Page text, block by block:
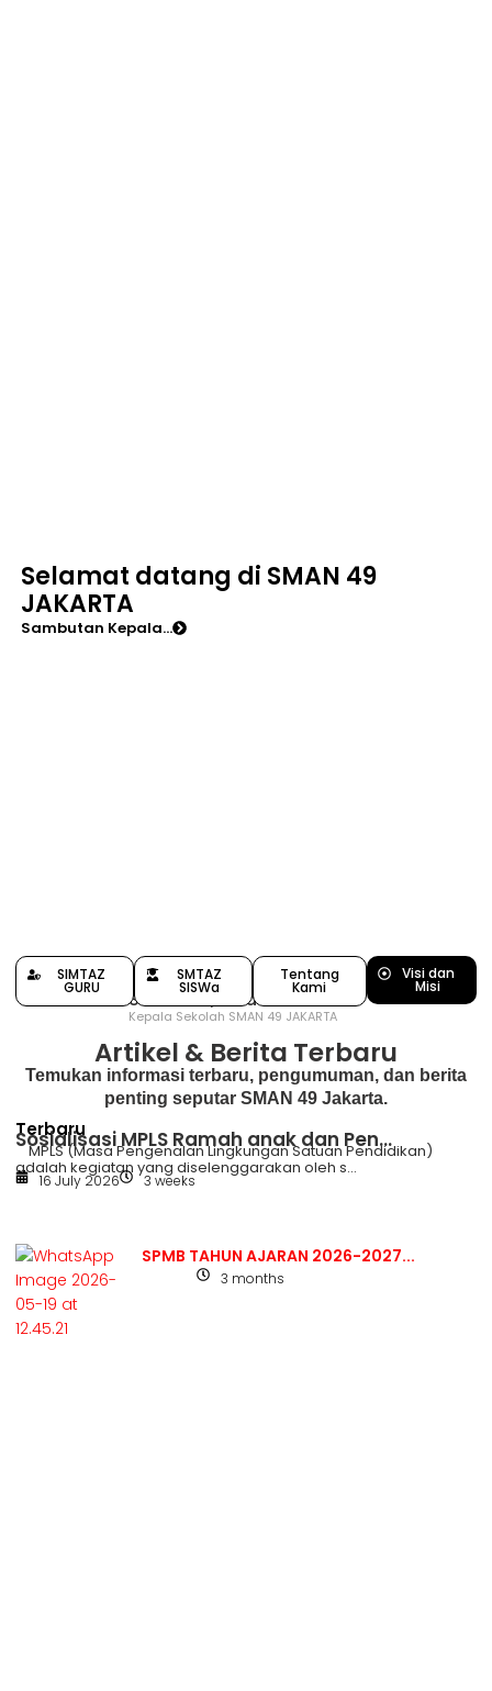
Selamat datang di SMAN 49
JAKARTA
Sambutan Kepala...
Siswanto, S.Pd
Kepala Sekolah SMAN 49 JAKARTA
SIMTAZ
GURU
SMTAZ
SISWa
Tentang
Kami
Visi dan
Misi
Artikel & Berita Terbaru
Temukan informasi terbaru, pengumuman, dan berita
penting seputar SMAN 49 Jakarta.
Terbaru
Sosialisasi MPLS Ramah anak dan Pen...
MPLS (Masa Pengenalan Lingkungan Satuan Pendidikan)
adalah kegiatan yang diselenggarakan oleh s...
16 July 2026 3 weeks
SPMB TAHUN AJARAN 2026-2027...
3 months